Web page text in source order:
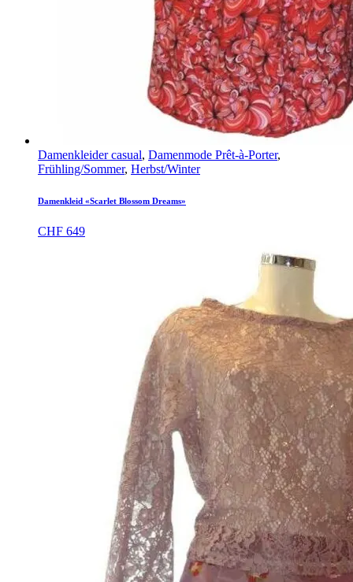
Damenkleider casual, Damenmode Prêt-à-Porter,
Frühling/Sommer, Herbst/Winter
Damenkleid «Scarlet Blossom Dreams»
CHF 649